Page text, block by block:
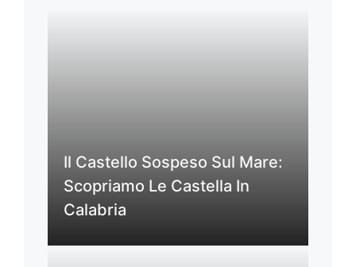
Il Castello Sospeso Sul Mare:
Scopriamo Le Castella In
Calabria